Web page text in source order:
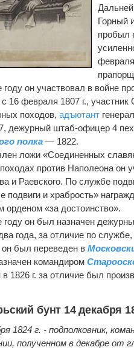
Горный
пробыл
он участвовал в войне
16 февраля 1807 г., участник
походов,адъютант
дежурный штаб-офицер 4
полка — 1822.
ложи «Соединенных
против Наполеона он
и Раевского. По службе
подвиги и храбрость»
орденом «за достоинство».
году он был назначен
года, за отличие по
он был переведен в
командиром
1826 г. за отличие был
бунт 14 декабря
1824 г. - подполковник,
полученном в декабре от